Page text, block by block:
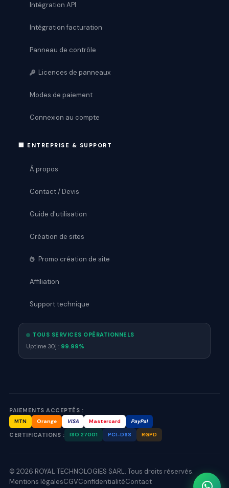
Intégration API
Intégration facturation
Panneau de contrôle
Licences de panneaux
Modes de paiement
Connexion au compte
🏢 ENTREPRISE & SUPPORT
À propos
Contact / Devis
Guide d'utilisation
Création de sites
Promo création de site
Affiliation
Support technique
TOUS SERVICES OPÉRATIONNELS
Uptime 30j : 99.99%
PAIEMENTS ACCEPTÉS :
MTN Orange VISA Mastercard PayPal
CERTIFICATIONS : ISO 27001 PCI-DSS RGPD
© 2026 ROYAL TECHNOLOGIES SARL. Tous droits réservés.
Mentions légalesCGVConfidentialitéContact